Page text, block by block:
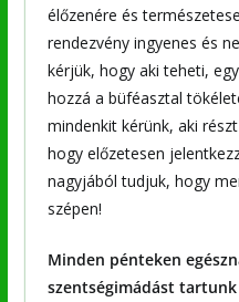
élőzenére és
rendezvény ingyenes és
kérjük, hogy aki teheti,
hozzá a büféasztal
mindenkit kérünk, aki
hogy előzetesen
nagyjából tudjuk, hogy
szépen!
Minden pénteken
szentségimádást